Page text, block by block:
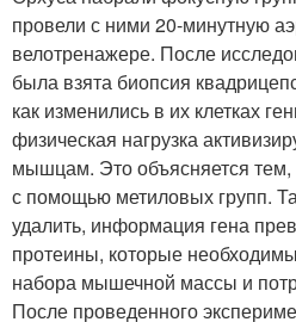
провели с ними 20-минутную
велотренажере. После
была взята биопсия
как изменились в их клетках
физическая нагрузка
мышцам. Это объясняется тем,
с помощью метиловых групп.
удалить, информация гена
протеины, которые
набора мышечной массы и
После проведенного